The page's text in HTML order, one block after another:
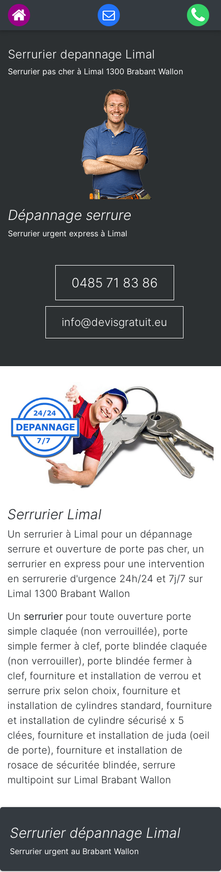
Serrurier depannage Limal
Serrurier pas cher à Limal 1300 Brabant Wallon
Dépannage serrure
Serrurier urgent express à Limal
0485 71 83 86
info@devisgratuit.eu
Serrurier Limal
Un serrurier à Limal pour un dépannage
serrure et ouverture de porte pas cher, un
serrurier en express pour une intervention
en serrurerie d'urgence 24h/24 et 7j/7 sur
Limal 1300 Brabant Wallon
Un serrurier pour toute ouverture porte
simple claquée (non verrouillée), porte
simple fermer à clef, porte blindée claquée
(non verrouiller), porte blindée fermer à
clef, fourniture et installation de verrou et
serrure prix selon choix, fourniture et
installation de cylindres standard, fourniture
et installation de cylindre sécurisé x 5
clées, fourniture et installation de juda (oeil
de porte), fourniture et installation de
rosace de sécuritée blindée, serrure
multipoint sur Limal Brabant Wallon
Serrurier dépannage Limal
Serrurier urgent au Brabant Wallon